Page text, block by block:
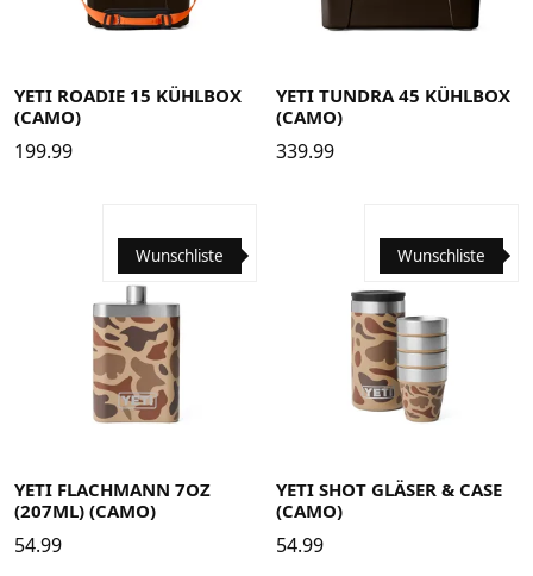
YETI ROADIE 15 KÜHLBOX
(CAMO)
199.99
YETI TUNDRA 45 KÜHLBOX
(CAMO)
339.99
Wunschliste
YETI FLACHMANN 7OZ
(207ML) (CAMO)
54.99
Wunschliste
YETI SHOT GLÄSER & CASE
(CAMO)
54.99